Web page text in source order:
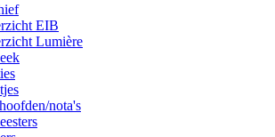
EIB
Lumière
nota's